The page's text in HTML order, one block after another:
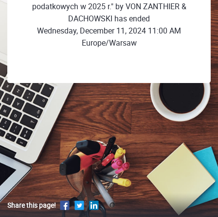
podatkowych w 2025 r." by VON ZANTHIER &
DACHOWSKI has ended
Wednesday, December 11, 2024 11:00 AM
Europe/Warsaw
Share this page!